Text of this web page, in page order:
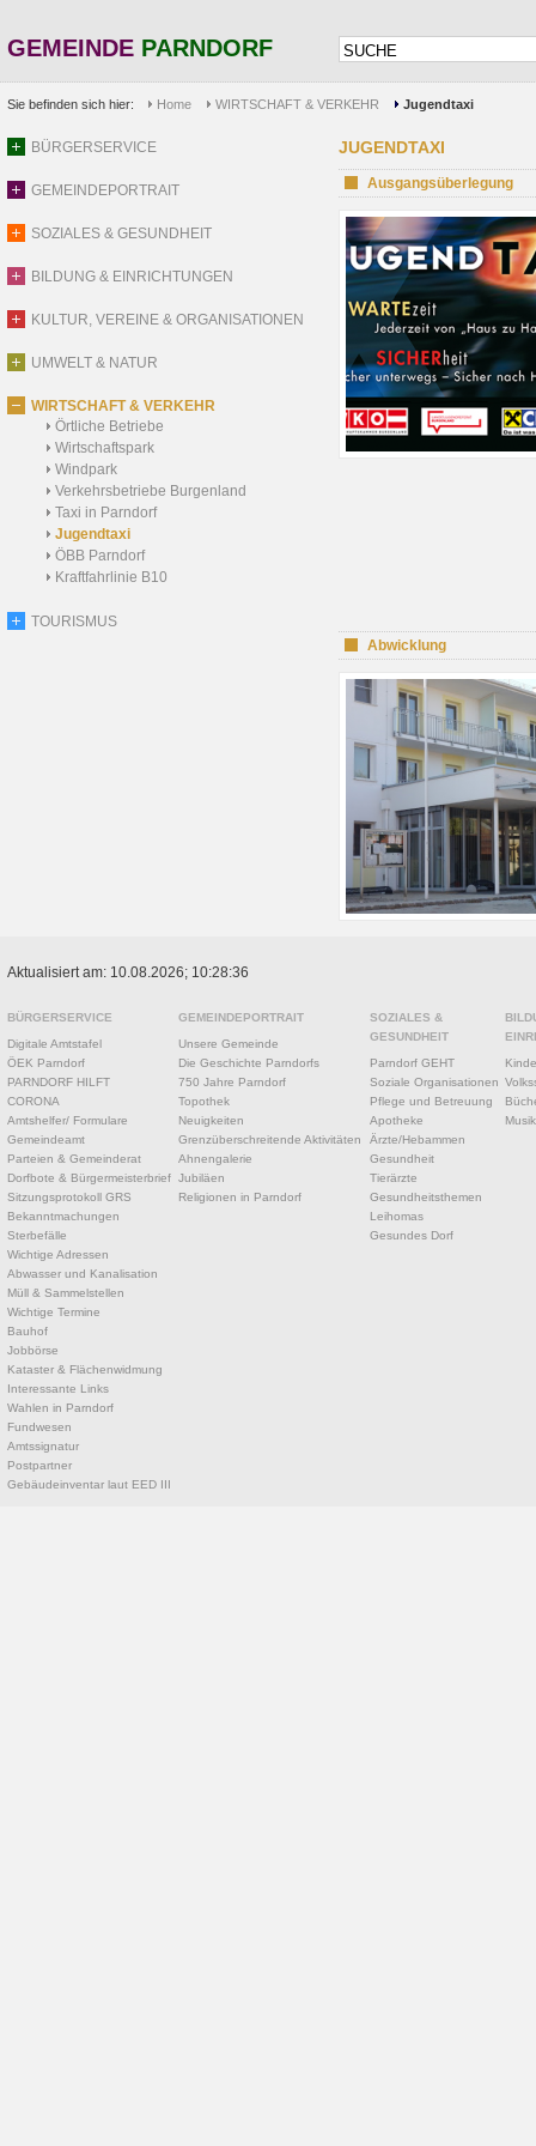
GEMEINDE PARNDORF
Sie befinden sich hier: Home WIRTSCHAFT & VERKEHR Jugendtaxi
BÜRGERSERVICE
GEMEINDEPORTRAIT
SOZIALES & GESUNDHEIT
BILDUNG & EINRICHTUNGEN
KULTUR, VEREINE & ORGANISATIONEN
UMWELT & NATUR
WIRTSCHAFT & VERKEHR
Örtliche Betriebe
Wirtschaftspark
Windpark
Verkehrsbetriebe Burgenland
Taxi in Parndorf
Jugendtaxi
ÖBB Parndorf
Kraftfahrlinie B10
TOURISMUS
JUGENDTAXI
Ausgangsüberlegung
Abwicklung
Aktualisiert am: 10.08.2026; 10:28:36
BÜRGERSERVICE
Digitale Amtstafel
ÖEK Parndorf
PARNDORF HILFT
CORONA
Amtshelfer/ Formulare
Gemeindeamt
Parteien & Gemeinderat
Dorfbote & Bürgermeisterbrief
Sitzungsprotokoll GRS
Bekanntmachungen
Sterbefälle
Wichtige Adressen
Abwasser und Kanalisation
Müll & Sammelstellen
Wichtige Termine
Bauhof
Jobbörse
Kataster & Flächenwidmung
Interessante Links
Wahlen in Parndorf
Fundwesen
Amtssignatur
Postpartner
Gebäudeinventar laut EED III
GEMEINDEPORTRAIT
Unsere Gemeinde
Die Geschichte Parndorfs
750 Jahre Parndorf
Topothek
Neuigkeiten
Grenzüberschreitende Aktivitäten
Ahnengalerie
Jubiläen
Religionen in Parndorf
SOZIALES &
GESUNDHEIT
Parndorf GEHT
Soziale Organisationen
Pflege und Betreuung
Apotheke
Ärzte/Hebammen
Gesundheit
Tierärzte
Gesundheitsthemen
Leihomas
Gesundes Dorf